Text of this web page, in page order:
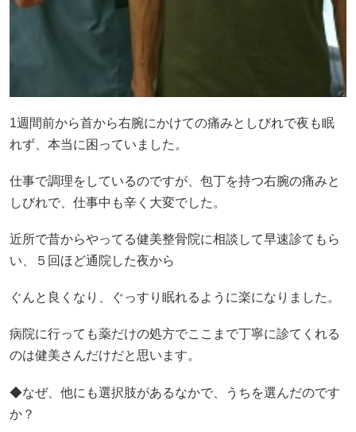
1週間前から首から右腕にかけての痛みとしびれで夜も眠
れず、本当に困っていました。
仕事で調理をしているのですが、包丁を持つ右腕の痛みと
しびれで、仕事中も辛く大変でした。
近所で昔からやってる健美整骨院に相談して早速診てもら
い、５回ほど通院した夜から
ぐんと良くなり、ぐっすり眠れるように楽になりました。
病院に行っても薬だけの処方でここまで丁寧に診てくれる
のは健美さんだけだと思います。
◆なぜ、他にも選択肢があるなかで、うちを選んだのです
か？